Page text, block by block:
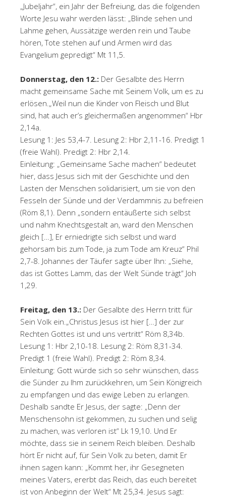
„Jubeljahr“, ein Jahr der Befreiung, das die folgenden
Worte Jesu wahr werden lässt: „Blinde sehen und
Lahme gehen, Aussätzige werden rein und Taube
hören, Tote stehen auf und Armen wird das
Evangelium gepredigt“ Mt 11,5.
Donnerstag, den 12.: Der Gesalbte des Herrn
macht gemeinsame Sache mit Seinem Volk, um es zu
erlösen.„Weil nun die Kinder von Fleisch und Blut
sind, hat auch er’s gleichermaßen angenommen“ Hbr
2,14a.
Lesung 1: Jes 53,4-7. Lesung 2: Hbr 2,11-16. Predigt 1
(freie Wahl). Predigt 2: Hbr 2,14.
Einleitung: „Gemeinsame Sache machen“ bedeutet
hier, dass Jesus sich mit der Geschichte und den
Lasten der Menschen solidarisiert, um sie von den
Fesseln der Sünde und der Verdammnis zu befreien
(Röm 8,1). Denn „sondern entäußerte sich selbst
und nahm Knechtsgestalt an, ward den Menschen
gleich […], Er erniedrigte sich selbst und ward
gehorsam bis zum Tode, ja zum Tode am Kreuz“ Phil
2,7-8. Johannes der Täufer sagte über Ihn: „Siehe,
das ist Gottes Lamm, das der Welt Sünde trägt“ Joh
1,29.
Freitag, den 13.: Der Gesalbte des Herrn tritt für
Sein Volk ein.„Christus Jesus ist hier […] der zur
Rechten Gottes ist und uns vertritt“ Röm 8,34b.
Lesung 1: Hbr 2,10-18. Lesung 2: Röm 8,31-34.
Predigt 1 (freie Wahl). Predigt 2: Röm 8,34.
Einleitung: Gott würde sich so sehr wünschen, dass
die Sünder zu Ihm zurückkehren, um Sein Königreich
zu empfangen und das ewige Leben zu erlangen.
Deshalb sandte Er Jesus, der sagte: „Denn der
Menschensohn ist gekommen, zu suchen und selig
zu machen, was verloren ist“ Lk 19,10. Und Er
möchte, dass sie in seinem Reich bleiben. Deshalb
hört Er nicht auf, für Sein Volk zu beten, damit Er
ihnen sagen kann: „Kommt her, ihr Gesegneten
meines Vaters, ererbt das Reich, das euch bereitet
ist von Anbeginn der Welt“ Mt 25,34. Jesus sagt: